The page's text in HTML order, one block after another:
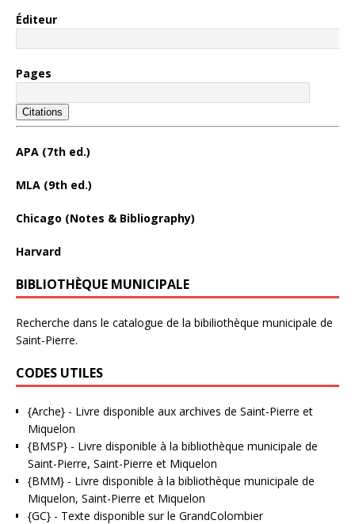
Éditeur
Pages
Citations
APA (7th ed.)
MLA (9th ed.)
Chicago (Notes & Bibliography)
Harvard
BIBLIOTHÈQUE MUNICIPALE
Recherche dans le catalogue de la bibiliothèque municipale de
Saint-Pierre.
CODES UTILES
{Arche} - Livre disponible aux archives de Saint-Pierre et
Miquelon
{BMSP} - Livre disponible à la bibliothèque municipale de
Saint-Pierre, Saint-Pierre et Miquelon
{BMM} - Livre disponible à la bibliothèque municipale de
Miquelon, Saint-Pierre et Miquelon
{GC} - Texte disponible sur le GrandColombier